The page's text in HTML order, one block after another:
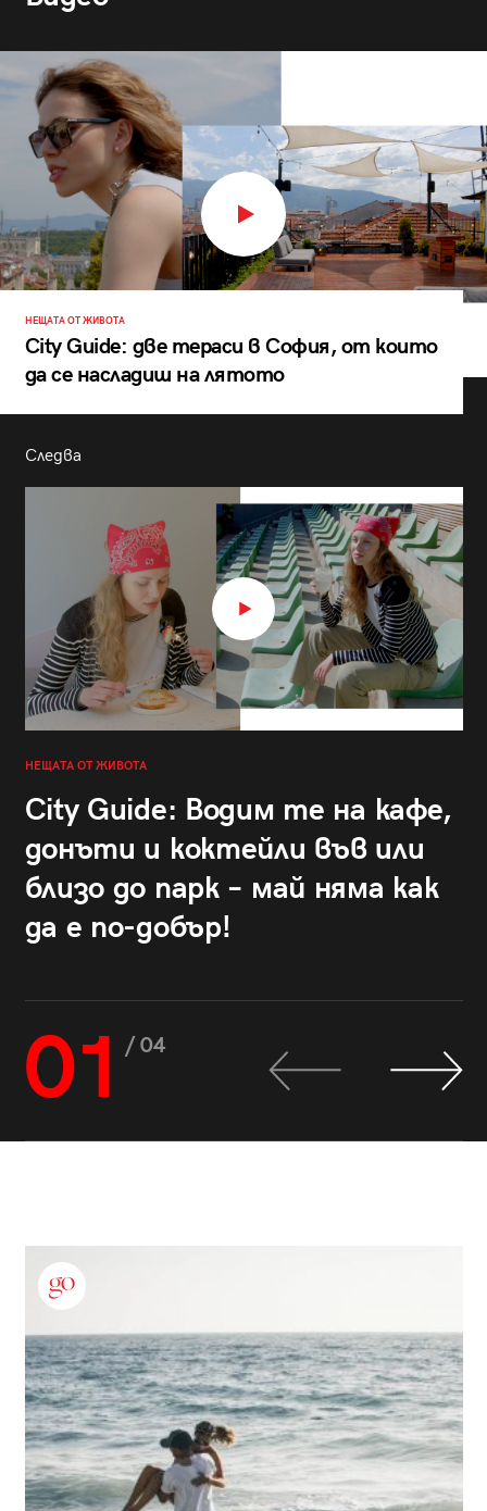
НЕЩАТА ОТ ЖИВОТА
City Guide: две тераси в София, от които
да се насладиш на лятото
Следва
НЕЩАТА ОТ ЖИВОТА
City Guide: Водим те на кафе,
донъти и коктейли във или
близо до парк – май няма как
да е по-добър!
01 / 04